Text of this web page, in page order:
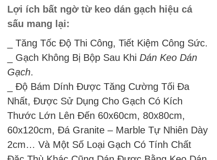
Lợi ích bất ngờ từ keo dán gạch hiệu cá
sấu mang lại:
_ Tăng Tốc Độ Thi Công, Tiết Kiệm Công Sức.
_ Gạch Không Bị Bộp Sau Khi Dán Keo Dán
Gạch.
_ Độ Bám Dính Được Tăng Cường Tối Đa
Nhất, Được Sử Dụng Cho Gạch Có Kích
Thước Lớn Lên Đến 60x60cm, 80x80cm,
60x120cm, Đá Granite – Marble Tự Nhiên Dày
2cm… Và Một Số Loại Gạch Có Tính Chất